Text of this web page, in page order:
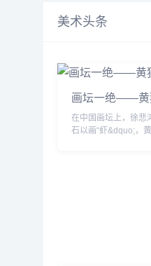
美术头条
画坛一绝――黄
在中国画坛上，徐悲
石以画“虾&dquo;，